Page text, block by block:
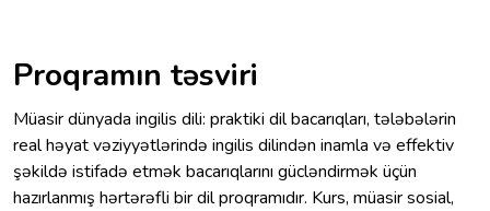
Proqramın təsviri
Müasir dünyada ingilis dili: praktiki dil bacarıqları, tələbələrin
real həyat vəziyyətlərində ingilis dilindən inamla və effektiv
şəkildə istifadə etmək bacarıqlarını gücləndirmək üçün
hazırlanmış hərtərəfli bir dil proqramıdır. Kurs, müasir sosial,